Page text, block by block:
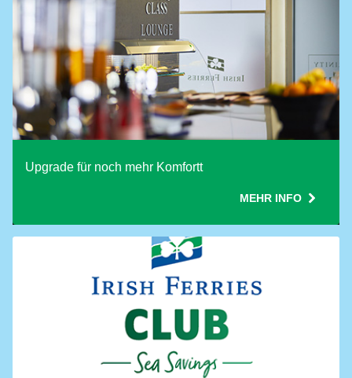
Upgrade für noch mehr Komfortt
MEHR INFO